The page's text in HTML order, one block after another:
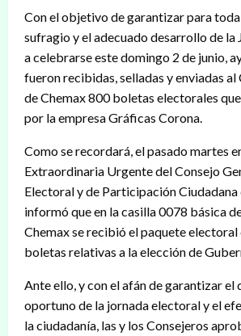
Con el objetivo de garantizar para
sufragio y el adecuado desarrollo de la
a celebrarse este domingo 2 de junio,
fueron recibidas, selladas y enviadas
de Chemax 800 boletas electorales
por la empresa Gráficas Corona.
Como se recordará, el pasado martes
Extraordinaria Urgente del Consejo
Electoral y de Participación Ciudadana
informó que en la casilla 0078 básica
Chemax se recibió el paquete
boletas relativas a la elección de
Ante ello, y con el afán de garantizar el
oportuno de la jornada electoral y el
la ciudadanía, las y los Consejeros